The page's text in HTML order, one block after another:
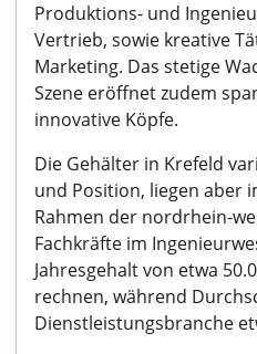
Produktions- und
Vertrieb, sowie kreative
Marketing. Das stetige
Szene eröffnet zudem
innovative Köpfe.
Die Gehälter in Krefeld
und Position, liegen aber
Rahmen der nordrhein-
Fachkräfte im
Jahresgehalt von etwa
rechnen, während
Dienstleistungsbranche